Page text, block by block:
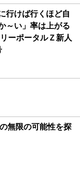
行けば行くほど自
～い」率は上がる
ーポータルＺ新人
無限の可能性を探